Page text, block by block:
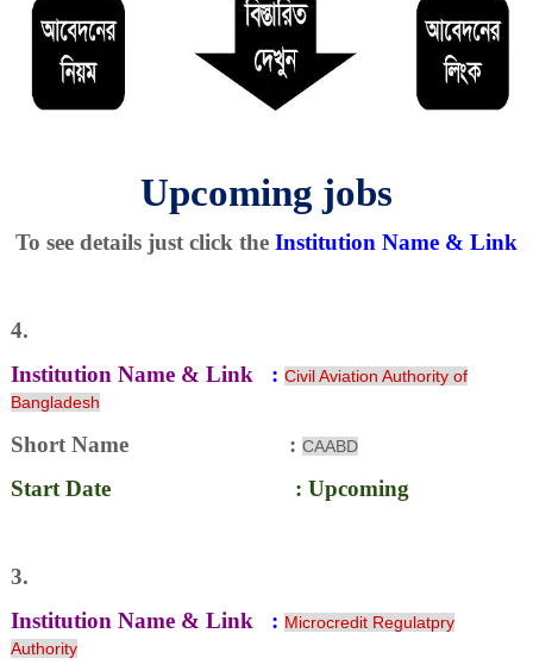
Upcoming jobs
To see details just click the Institution Name & Link
4.
Institution Name & Link
: Civil Aviation Authority of
Bangladesh
Short Name : CAABD
Start Date : Upcoming
3.
Institution Name & Link
: Microcredit Regulatpry
Authority